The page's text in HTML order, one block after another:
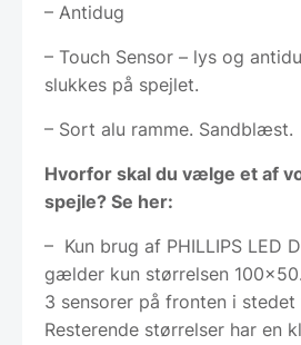
– Antidug
– Touch Sensor – lys og
slukkes på spejlet.
– Sort alu ramme. Sandblæst.
Hvorfor skal du vælge et af
spejle? Se her:
– Kun brug af PHILLIPS LED
gælder kun størrelsen
3 sensorer på fronten i stedet
Resterende størrelser har en